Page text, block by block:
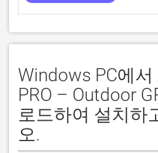
Windows PC에
PRO – Outdoor
로드하여 설치하
오.